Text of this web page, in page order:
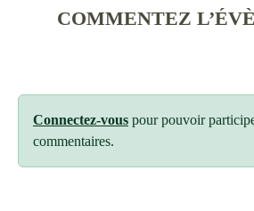
COMMENTEZ
Connectez-vous pour pouvoir
commentaires.